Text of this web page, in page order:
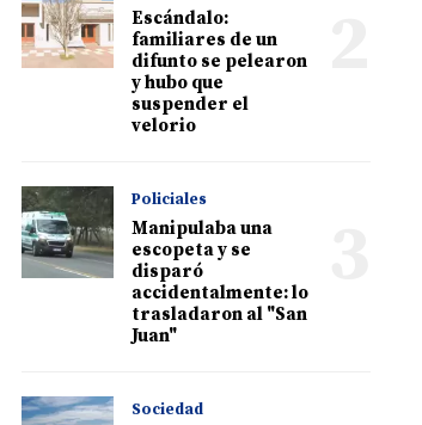
Escándalo:
familiares de un
difunto se pelearon
y hubo que
suspender el
velorio
Policiales
Manipulaba una
escopeta y se
disparó
accidentalmente: lo
trasladaron al "San
Juan"
Sociedad